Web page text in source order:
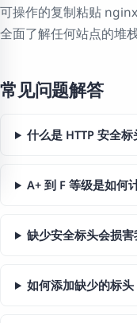
可操作的复制粘贴
全面了解任何站点的堆栈
常见问题解答
什么是 HTTP 安全标
A+ 到 F 等级是如何
缺少安全标头会损害
如何添加缺少的标头